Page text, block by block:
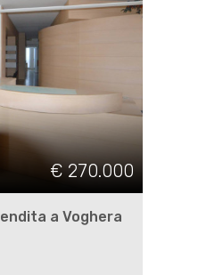
€ 270.000
a Voghera